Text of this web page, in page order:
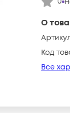
О
Код
Все